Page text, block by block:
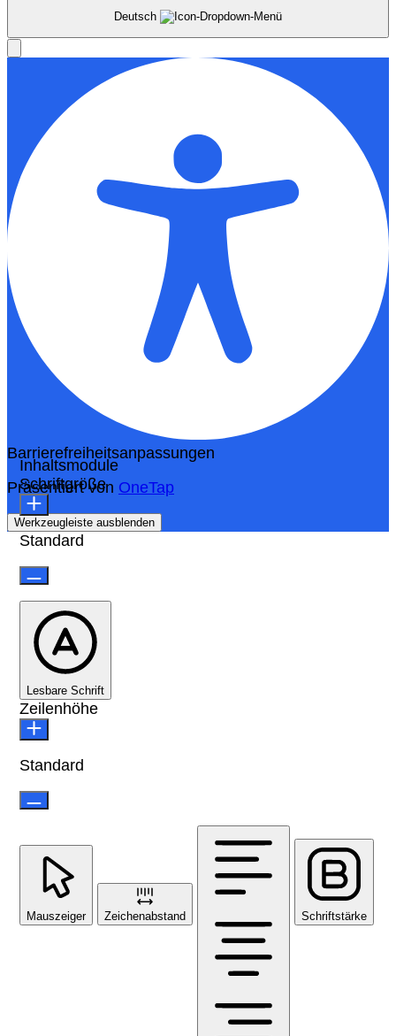
Deutsch
Barrierefreiheitsanpassungen
Präsentiert von OneTap
Werkzeugleiste ausblenden
Inhaltsmodule
Schriftgröße
Standard
Lesbare Schrift
Zeilenhöhe
Standard
Mauszeiger Zeichenabstand Schriftstärke